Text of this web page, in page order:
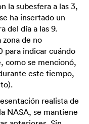
la subesfera a las 3,
ha insertado un
del día a las 9.
zona de no
para indicar cuándo
como se mencionó,
este tiempo,
realista de
NASA, se mantiene